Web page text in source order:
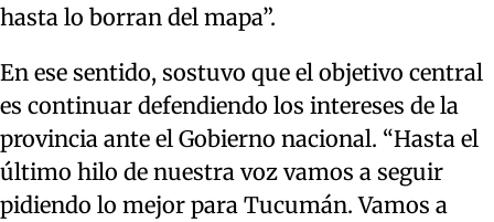
hasta lo borran del mapa”.
En ese sentido, sostuvo que el objetivo central
es continuar defendiendo los intereses de la
provincia ante el Gobierno nacional. “Hasta el
último hilo de nuestra voz vamos a seguir
pidiendo lo mejor para Tucumán. Vamos a